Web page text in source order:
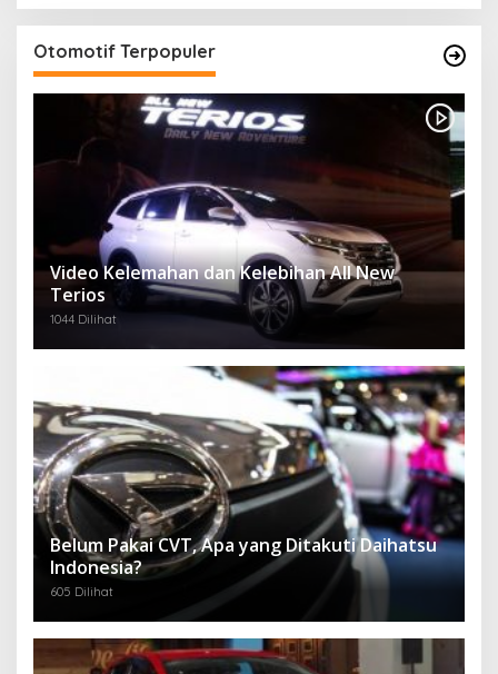
Otomotif Terpopuler
Video Kelemahan dan Kelebihan All New
Terios
1044 Dilihat
Belum Pakai CVT, Apa yang Ditakuti Daihatsu
Indonesia?
605 Dilihat